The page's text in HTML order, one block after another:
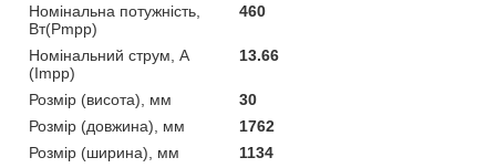
Номінальна потужність,
Вт(Pmpp)
460
Номінальний струм, А
(Impp)
13.66
Розмір (висота), мм
30
Розмір (довжина), мм
1762
Розмір (ширина), мм
1134